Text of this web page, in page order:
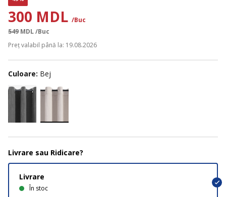
300 MDL /Buc
549 MDL/Buc
Preț valabil până la: 19.08.2026
Culoare: Bej
Livrare sau Ridicare?
Livrare
În stoc